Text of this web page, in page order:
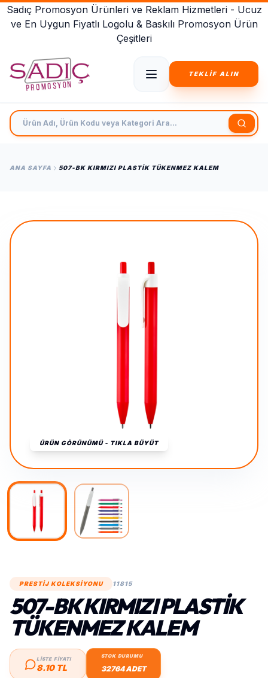
Sadıç Promosyon Ürünleri ve Reklam Hizmetleri - Ucuz
ve En Uygun Fiyatlı Logolu & Baskılı Promosyon Ürün
Çeşitleri
TEKLİF ALIN
Ürün Adı, Ürün Kodu veya Kategori Ara
ANA SAYFA 507-BK KIRMIZI PLASTIK TÜKENMEZ KALEM
ÜRÜN GÖRÜNÜMÜ - TIKLA BÜYÜT
PRESTİJ KOLEKSİYONU 11815
507-BK KIRMIZI PLASTIK
TÜKENMEZ KALEM
LİSTE FİYATI
8.10 TL
STOK DURUMU
32764 ADET